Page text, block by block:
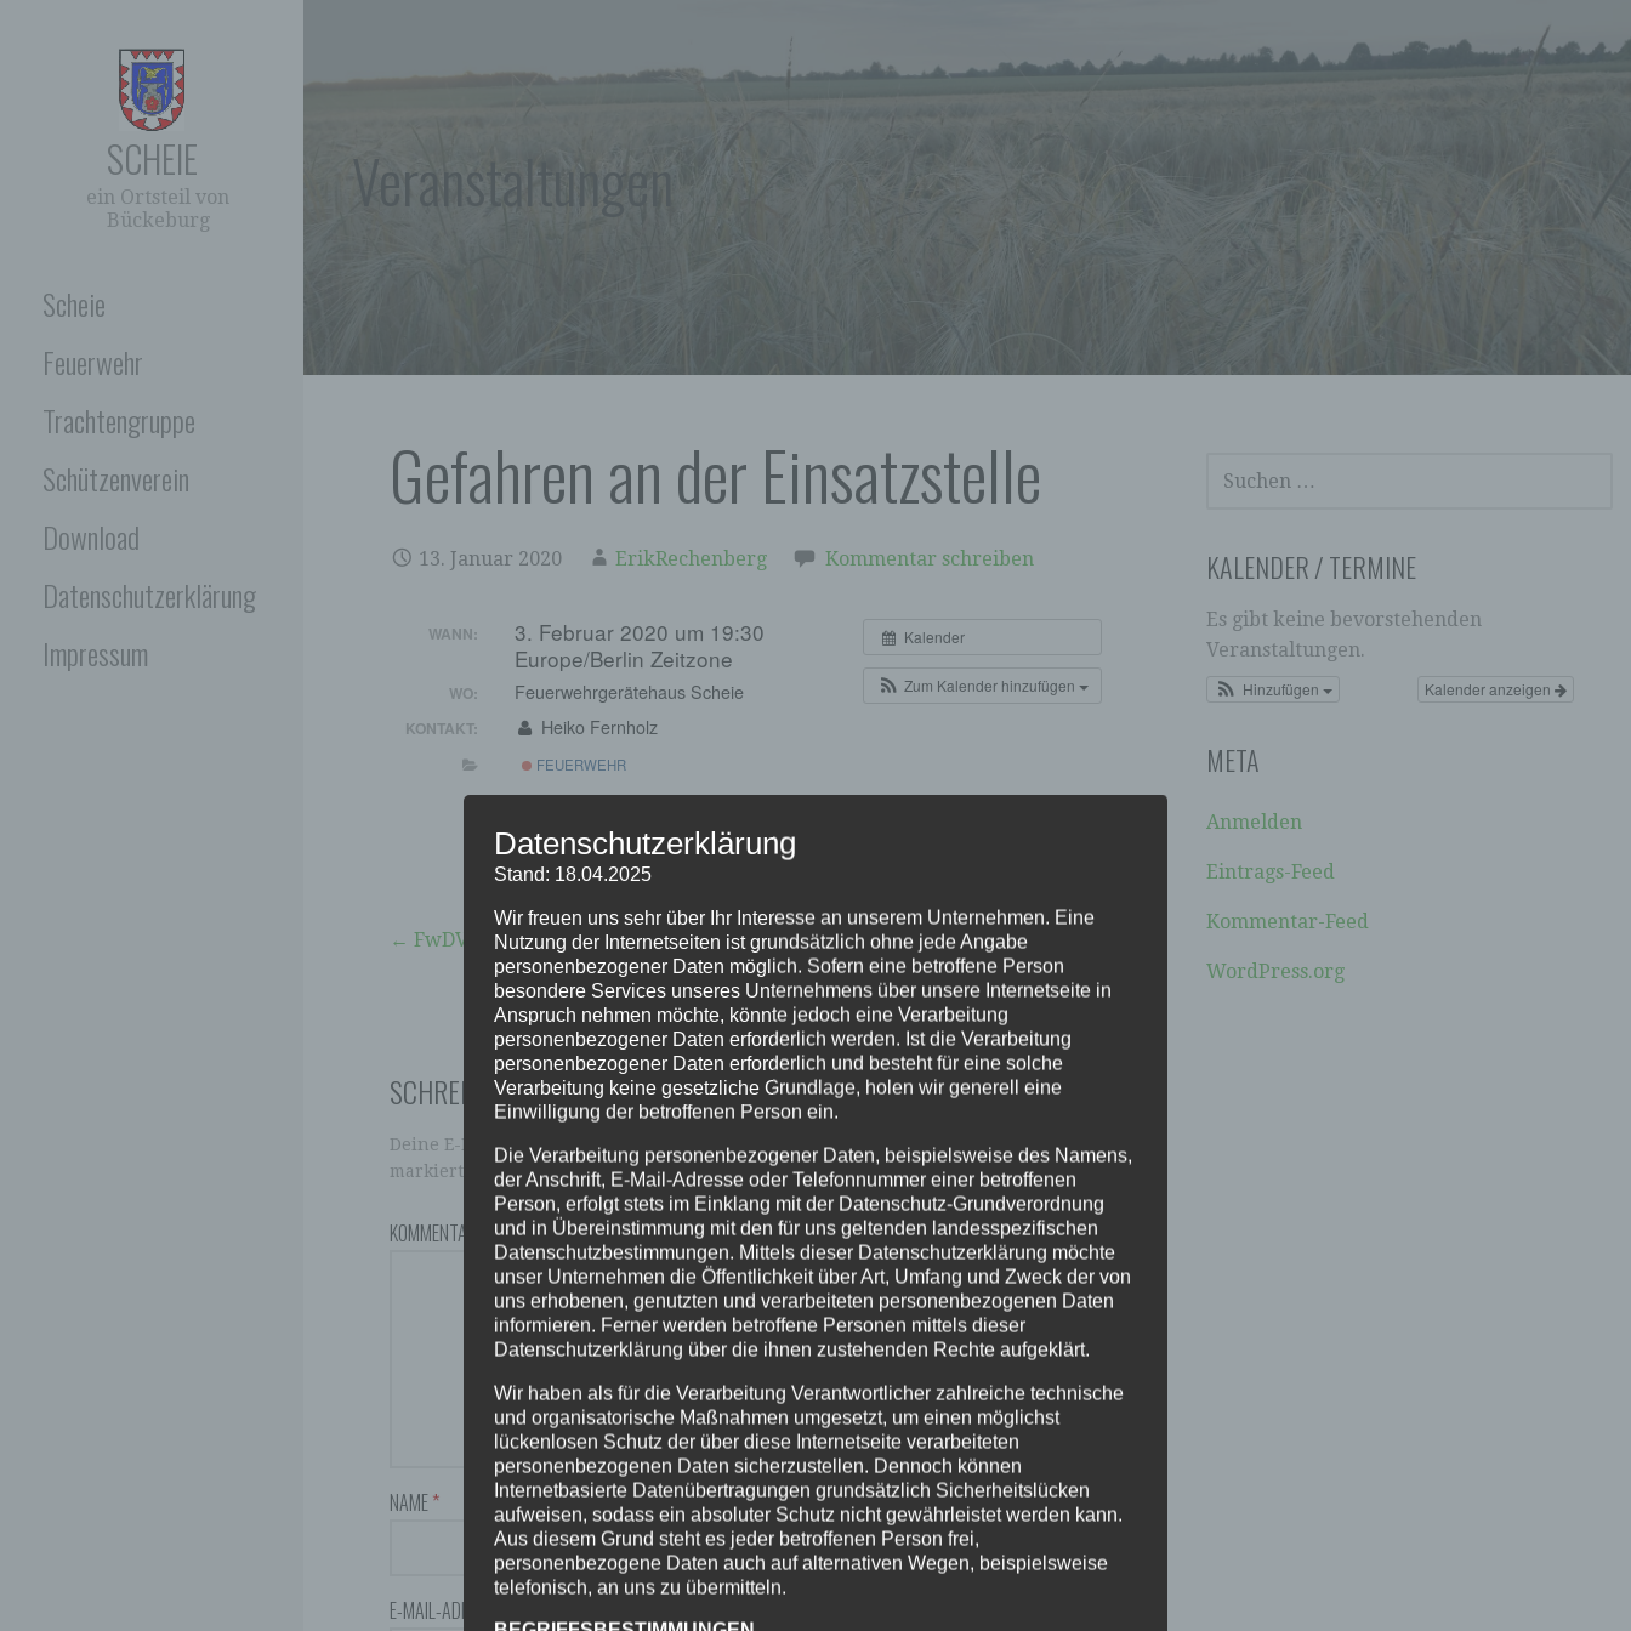
SCHEIE
ein Ortsteil von
Bückeburg
Scheie
Feuerwehr
Trachtengruppe
Schützenverein
Download
Datenschutzerklärung
Impressum
Veranstaltungen
Gefahren an der Einsatzstelle
13. Januar 2020 ErikRechenberg Kommentar schreiben
Kalender
Zum Kalender hinzufügen
WANN:
3. Februar 2020 um 19:30
Europe/Berlin Zeitzone
WO: Feuerwehrgerätehaus Scheie
KONTAKT: Heiko Fernholz
FEUERWEHR
Beitragsnavigation
← FwDV7 Atemschutz
Überprüfung von Fahrzeug, Geräten,
pers. Schutzausrüstung →
SCHREIBE EINEN KOMMENTAR
Deine E-Mail-Adresse wird nicht veröffentlicht. Erforderliche Felder sind mit
*
markiert
KOMMENTAR
NAME*
E-MAIL-ADRESSE
SUCHEN
NACH:
KALENDER / TERMINE
Es gibt keine bevorstehenden
Veranstaltungen.
Kalender anzeigen
Hinzufügen
META
Anmelden
Eintrags-Feed
Kommentar-Feed
WordPress.org
Datenschutzerklärung
Stand: 18.04.2025
Wir freuen uns sehr über Ihr Interesse an unserem Unternehmen. Eine
Nutzung der Internetseiten ist grundsätzlich ohne jede Angabe
personenbezogener Daten möglich. Sofern eine betroffene Person
besondere Services unseres Unternehmens über unsere Internetseite in
Anspruch nehmen möchte, könnte jedoch eine Verarbeitung
personenbezogener Daten erforderlich werden. Ist die Verarbeitung
personenbezogener Daten erforderlich und besteht für eine solche
Verarbeitung keine gesetzliche Grundlage, holen wir generell eine
Einwilligung der betroffenen Person ein.
Die Verarbeitung personenbezogener Daten, beispielsweise des Namens,
der Anschrift, E-Mail-Adresse oder Telefonnummer einer betroffenen
Person, erfolgt stets im Einklang mit der Datenschutz-Grundverordnung
und in Übereinstimmung mit den für uns geltenden landesspezifischen
Datenschutzbestimmungen. Mittels dieser Datenschutzerklärung möchte
unser Unternehmen die Öffentlichkeit über Art, Umfang und Zweck der von
uns erhobenen, genutzten und verarbeiteten personenbezogenen Daten
informieren. Ferner werden betroffene Personen mittels dieser
Datenschutzerklärung über die ihnen zustehenden Rechte aufgeklärt.
Wir haben als für die Verarbeitung Verantwortlicher zahlreiche technische
und organisatorische Maßnahmen umgesetzt, um einen möglichst
lückenlosen Schutz der über diese Internetseite verarbeiteten
personenbezogenen Daten sicherzustellen. Dennoch können
Internetbasierte Datenübertragungen grundsätzlich Sicherheitslücken
aufweisen, sodass ein absoluter Schutz nicht gewährleistet werden kann.
Aus diesem Grund steht es jeder betroffenen Person frei,
personenbezogene Daten auch auf alternativen Wegen, beispielsweise
telefonisch, an uns zu übermitteln.